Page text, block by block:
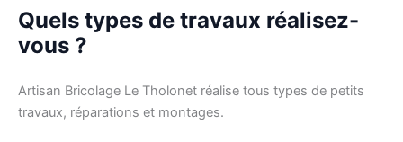
Quels types de travaux réalisez-
vous ?
Artisan Bricolage Le Tholonet réalise tous types de petits
travaux, réparations et montages.